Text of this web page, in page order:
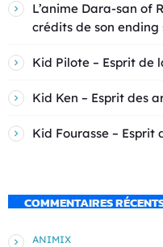
L’anime Dara-san of
crédits de son ending
Kid Pilote – Esprit de
Kid Ken – Esprit des
Kid Fourasse – Esprit
COMMENTAIRES
ANIMIX